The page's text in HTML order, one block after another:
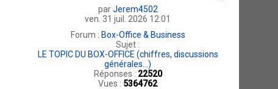
parJerem4502
ven. 31 juil. 2026 12:01
Forum : Box-Office & Business
Sujet :
LE TOPIC DU BOX-OFFICE (chiffres, discussions
générales...)
Réponses : 22520
Vues : 5364762